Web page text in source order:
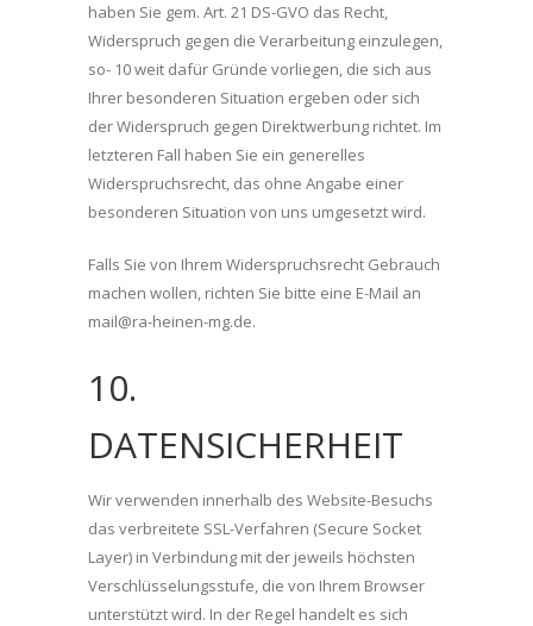
haben Sie gem. Art. 21 DS-GVO das Recht,
Widerspruch gegen die Verarbeitung einzulegen,
so- 10 weit dafür Gründe vorliegen, die sich aus
Ihrer besonderen Situation ergeben oder sich
der Widerspruch gegen Direktwerbung richtet. Im
letzteren Fall haben Sie ein generelles
Widerspruchsrecht, das ohne Angabe einer
besonderen Situation von uns umgesetzt wird.
Falls Sie von Ihrem Widerspruchsrecht Gebrauch
machen wollen, richten Sie bitte eine E-Mail an
mail@ra-heinen-mg.de.
10.
DATENSICHERHEIT
Wir verwenden innerhalb des Website-Besuchs
das verbreitete SSL-Verfahren (Secure Socket
Layer) in Verbindung mit der jeweils höchsten
Verschlüsselungsstufe, die von Ihrem Browser
unterstützt wird. In der Regel handelt es sich